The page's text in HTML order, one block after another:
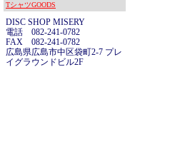
TシャツGOODS
DISC SHOP MISERY
電話 082-241-0782
FAX 082-241-0782
広島県広島市中区袋町2-7 プレ
イグラウンドビル2F